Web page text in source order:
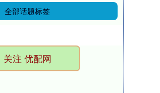
全部话题标签
关注 优配网